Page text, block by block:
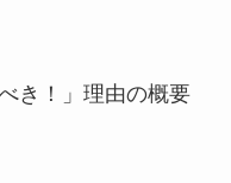
き！」理由の概要